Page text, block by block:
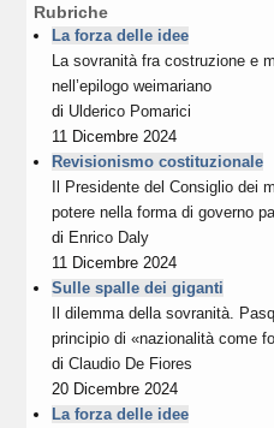
Rubriche
La forza delle idee
La sovranità fra costruzione e
nell’epilogo weimariano
di Ulderico Pomarici
11 Dicembre 2024
Revisionismo costituzionale
Il Presidente del Consiglio dei
potere nella forma di governo
di Enrico Daly
11 Dicembre 2024
Sulle spalle dei giganti
Il dilemma della sovranità.
principio di «nazionalità come
diClaudio De Fiores
20 Dicembre 2024
La forza delle idee